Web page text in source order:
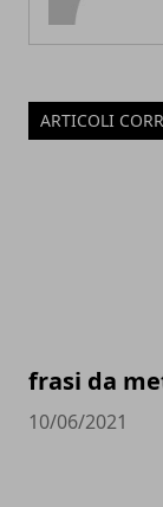
ARTICOLI
frasi da
10/06/2021